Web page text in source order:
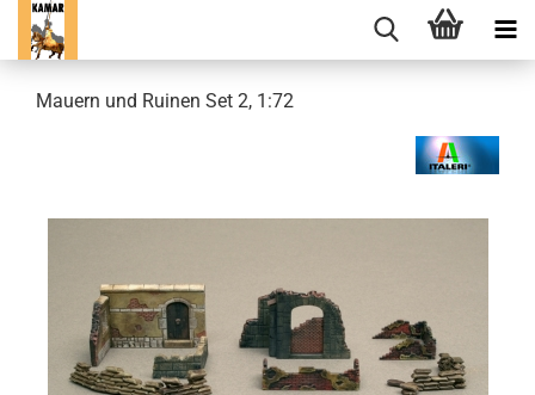
Mauern und Ruinen Set 2, 1:72